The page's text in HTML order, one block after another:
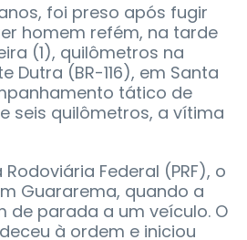
foi preso após fugir
homem refém, na tarde
(1), quilômetros na
Dutra (BR-116), em Santa
tático de
seis quilômetros, a vítima
Federal (PRF), o
Guararema, quando a
de parada a um veículo. O
à ordem e iniciou